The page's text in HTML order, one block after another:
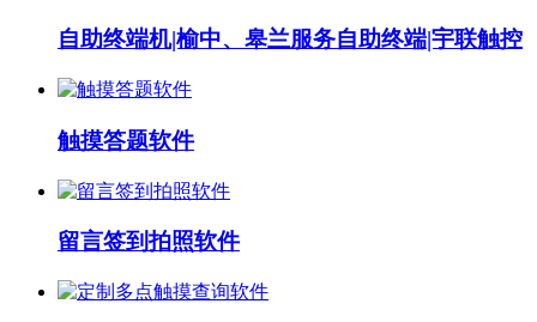
自助终端机|榆中、皋兰服务自助终端|宇联触控
触摸答题软件
留言签到拍照软件